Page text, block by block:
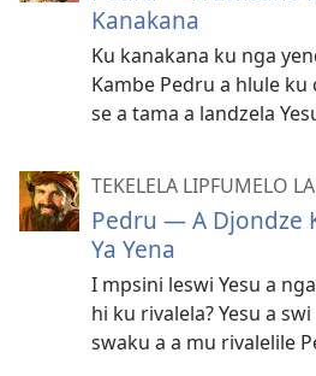
Kanakana
Ku kanakana ku nga
Kambe Pedru a hlule
se a tama a landzela
TEKELELA LIPFUMELO
Pedru — A Djondze
Ya Yena
I mpsini leswi Yesu a
hi ku rivalela? Yesu a
swaku a a mu rivalelile